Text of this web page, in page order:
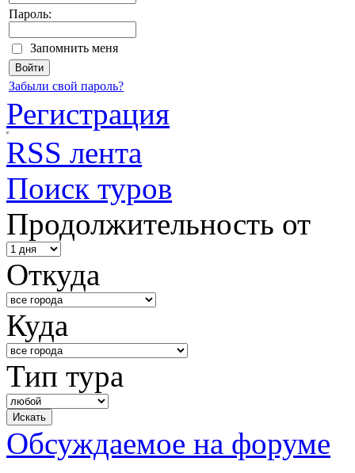
Пароль:
Запомнить меня
Забыли свой пароль?
Регистрация
RSS лента
Поиск туров
Продолжительность от
Откуда
Куда
Тип тура
Обсуждаемое на форуме